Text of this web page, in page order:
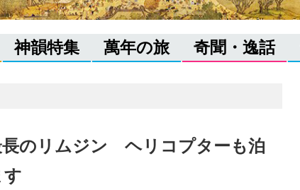
神韻特集 萬年の旅 奇聞・逸話
のリムジン ヘリコプターも泊